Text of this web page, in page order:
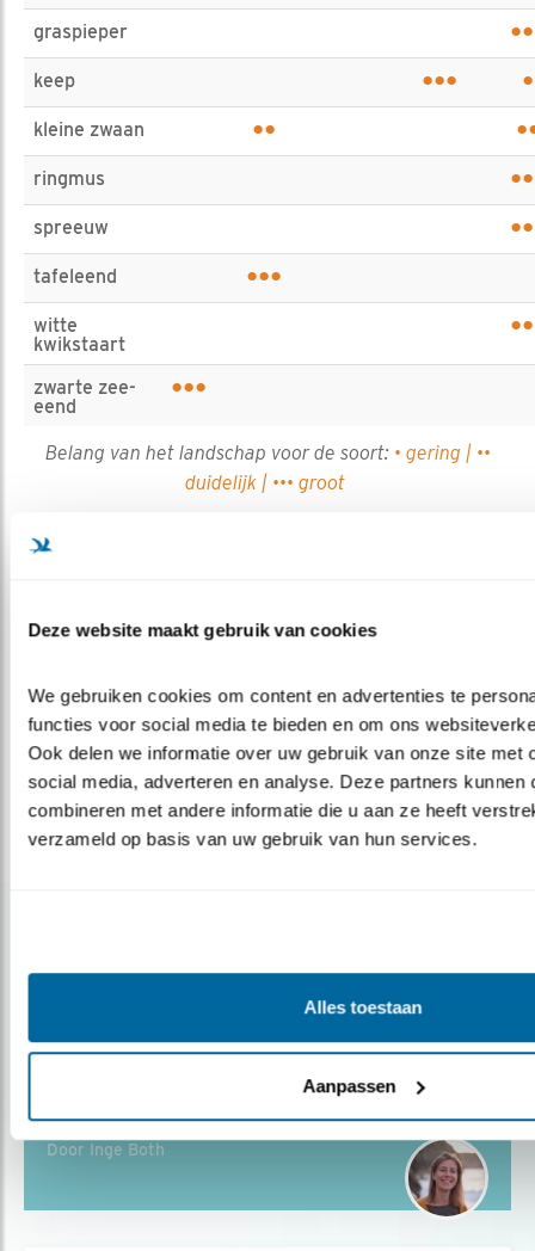
Deze website maakt gebruik van cookies
We gebruiken cookies om content en advertenties te
functies voor social media te bieden en om ons
Ook delen we informatie over uw gebruik van onze site met
social media, adverteren en analyse. Deze partners kunnen
combineren met andere informatie die u aan ze heeft
verzameld op basis van uw gebruik van hun services.
Alles toestaan
Aanpassen
graspieper
keep ••• •
kleine zwaan ••
ringmus
spreeuw
tafeleend •••
witte
kwikstaart
zwarte zee-
eend
•••
Belang van het landschap voor de soort: • gering | ••
duidelijk | ••• groot
Previous
Juridische status Rode
Lijst van Nederlandse
Broedvogels
Rode Lijst broedvogels
Next
JACHT OP TREKVOGELS VERDER AAN
Door Inge Both